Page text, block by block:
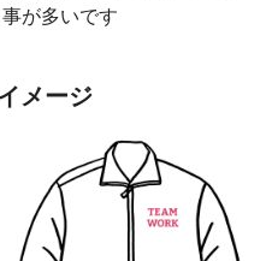
が多いです
メージ